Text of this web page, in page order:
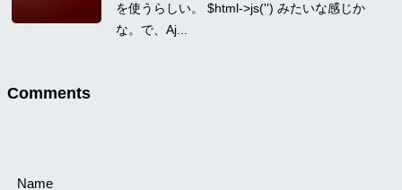
を使うらしい。 $html->js('') みたいな感じか
な。で、Aj...
Comments
Name